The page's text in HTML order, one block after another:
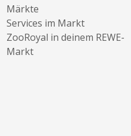
Märkte
Services im Markt
ZooRoyal in deinem REWE-
Markt